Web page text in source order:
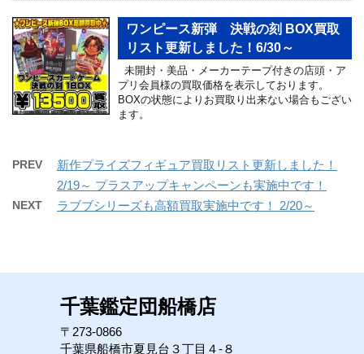
ワンピース新弾 決戦の刻 BOX買取
リスト更新しました！6/30～
未開封・美品・メーカーテープ付きの店頭・ア
プリ会員様の買取価格を表示しております。
BOXの状態によりお買取り出来ない場合もござい
ます。
PREV
新作プライズフィギュア買取リスト更新しました！
2/19～ プラスアップキャンペーンも実施中です！
NEXT ラブブシリーズも高額買取実施中です！ 2/20～
千葉鑑定団船橋店
〒273-0866
千葉県船橋市夏見台３丁目４-８